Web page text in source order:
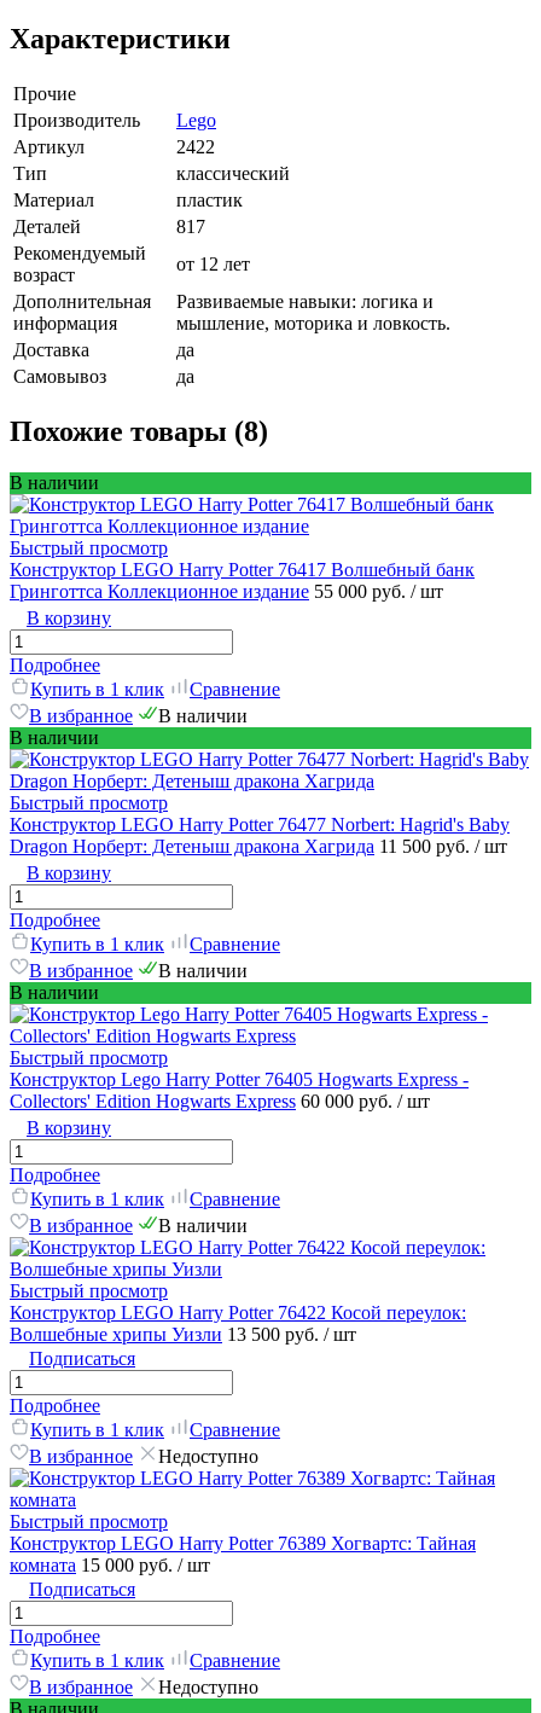
Характеристики
Прочие
Производитель
Lego
Артикул
2422
Тип
классический
Материал
пластик
Деталей
817
Рекомендуемый
возраст
от 12 лет
Дополнительная
информация
Развиваемые навыки: логика и
мышление, моторика и ловкость.
Доставка
да
Самовывоз
да
Похожие товары (8)
В наличии
Быстрый просмотр
Конструктор LEGO Harry Potter 76417 Волшебный банк
Гринготтса Коллекционное издание 55 000 руб. / шт
В корзину
Подробнее
Купить в 1 клик
Сравнение
В избранное
В наличии
В наличии
Быстрый просмотр
Конструктор LEGO Harry Potter 76477 Norbert: Hagrid's Baby
Dragon Норберт: Детеныш дракона Хагрида 11 500 руб. / шт
В корзину
Подробнее
Купить в 1 клик
Сравнение
В избранное
В наличии
В наличии
Быстрый просмотр
Конструктор Lego Harry Potter 76405 Hogwarts Express -
Collectors' Edition Hogwarts Express 60 000 руб. / шт
В корзину
Подробнее
Купить в 1 клик
Сравнение
В избранное
В наличии
Быстрый просмотр
Конструктор LEGO Harry Potter 76422 Косой переулок:
Волшебные хрипы Уизли 13 500 руб. / шт
Подписаться
Подробнее
Купить в 1 клик
Сравнение
В избранное
Недоступно
Быстрый просмотр
Конструктор LEGO Harry Potter 76389 Хогвартс: Тайная
комната 15 000 руб. / шт
Подписаться
Подробнее
Купить в 1 клик
Сравнение
В избранное
Недоступно